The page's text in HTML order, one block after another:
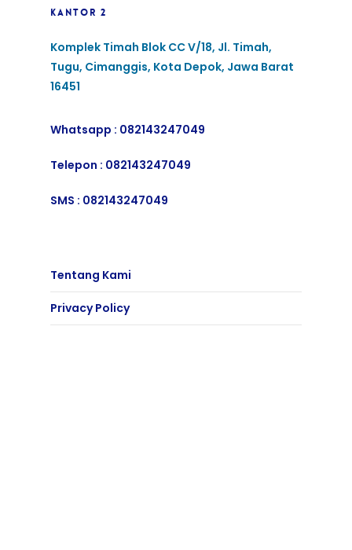
KANTOR 2
Komplek Timah Blok CC V/18, Jl. Timah,
Tugu, Cimanggis, Kota Depok, Jawa Barat
16451
Whatsapp : 082143247049
Telepon : 082143247049
SMS : 082143247049
Tentang Kami
Privacy Policy